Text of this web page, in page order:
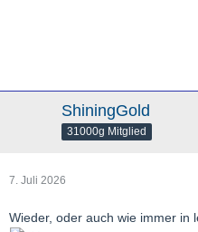
ShiningGold
31000g Mitglied
7. Juli 2026
Wieder, oder auch wie immer in